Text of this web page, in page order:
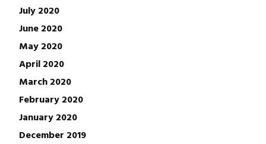
July 2020
June 2020
May 2020
April 2020
March 2020
February 2020
January 2020
December 2019